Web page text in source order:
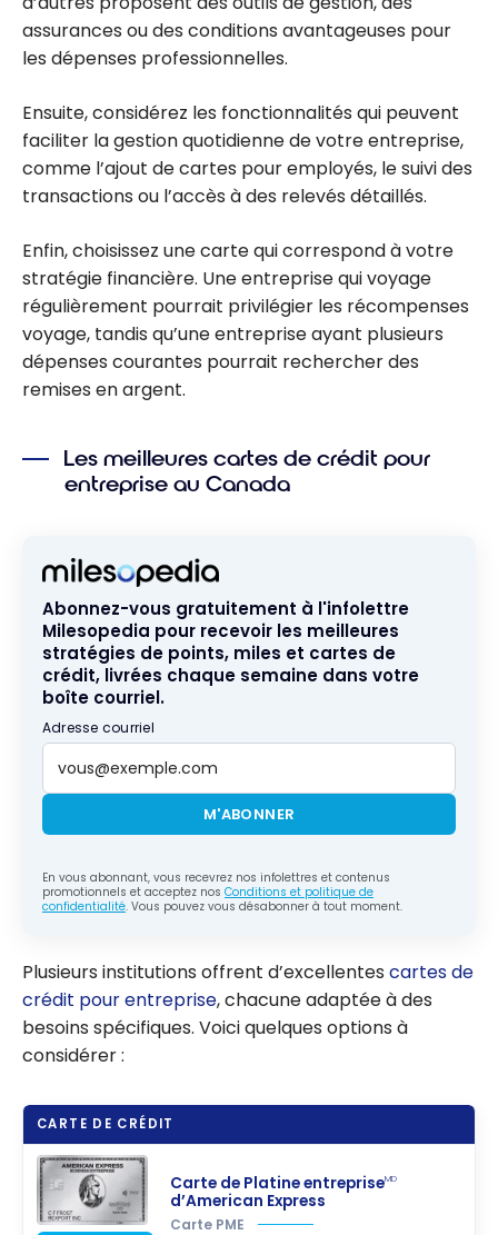
assurances ou des conditions avantageuses pour
les dépenses professionnelles.
Ensuite, considérez les fonctionnalités qui peuvent
faciliter la gestion quotidienne de votre entreprise,
comme l’ajout de cartes pour employés, le suivi des
transactions ou l’accès à des relevés détaillés.
Enfin, choisissez une carte qui correspond à votre
stratégie financière. Une entreprise qui voyage
régulièrement pourrait privilégier les récompenses
voyage, tandis qu’une entreprise ayant plusieurs
dépenses courantes pourrait rechercher des
remises en argent.
Les meilleures cartes de crédit pour
entreprise au Canada
Abonnez-vous gratuitement à l'infolettre
Milesopedia pour recevoir les meilleures
stratégies de points, miles et cartes de
crédit, livrées chaque semaine dans votre
boîte courriel.
Adresse courriel
M'ABONNER
En vous abonnant, vous recevrez nos infolettres et contenus
promotionnels et acceptez nos Conditions et politique de
confidentialité. Vous pouvez vous désabonner à tout moment.
Plusieurs institutions offrent d’excellentes cartes de
crédit pour entreprise, chacune adaptée à des
besoins spécifiques. Voici quelques options à
considérer :
CARTE DE CRÉDIT
Carte de Platine entrepriseMD
d’American Express
Carte PME